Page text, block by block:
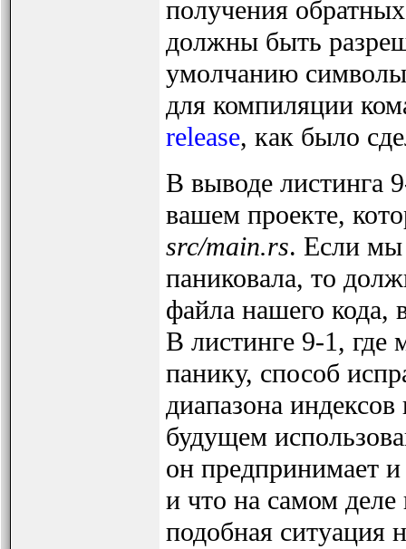
получения
должны быть
умолчанию символы
для компиляции
release, как было
В выводе листинга
вашем проекте,
src/main.rs. Если мы
паниковала, то
файла нашего кода,
В листинге 9-1,
панику, способ
диапазона
будущем
он предпринимает
и что на самом деле
подобная ситуация